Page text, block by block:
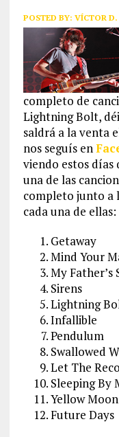
POSTED BY: VÍCTOR D.
completo de
Lightning Bolt,
saldrá a la venta
nos seguís en
viendo estos días
una de las
completo junto a
cada una de ellas:
Getaway
Mind Your
My Father’s
Sirens
Lightning
Infallible
Pendulum
Swallowed
Let The
Sleeping By
Yellow Moon
Future Days